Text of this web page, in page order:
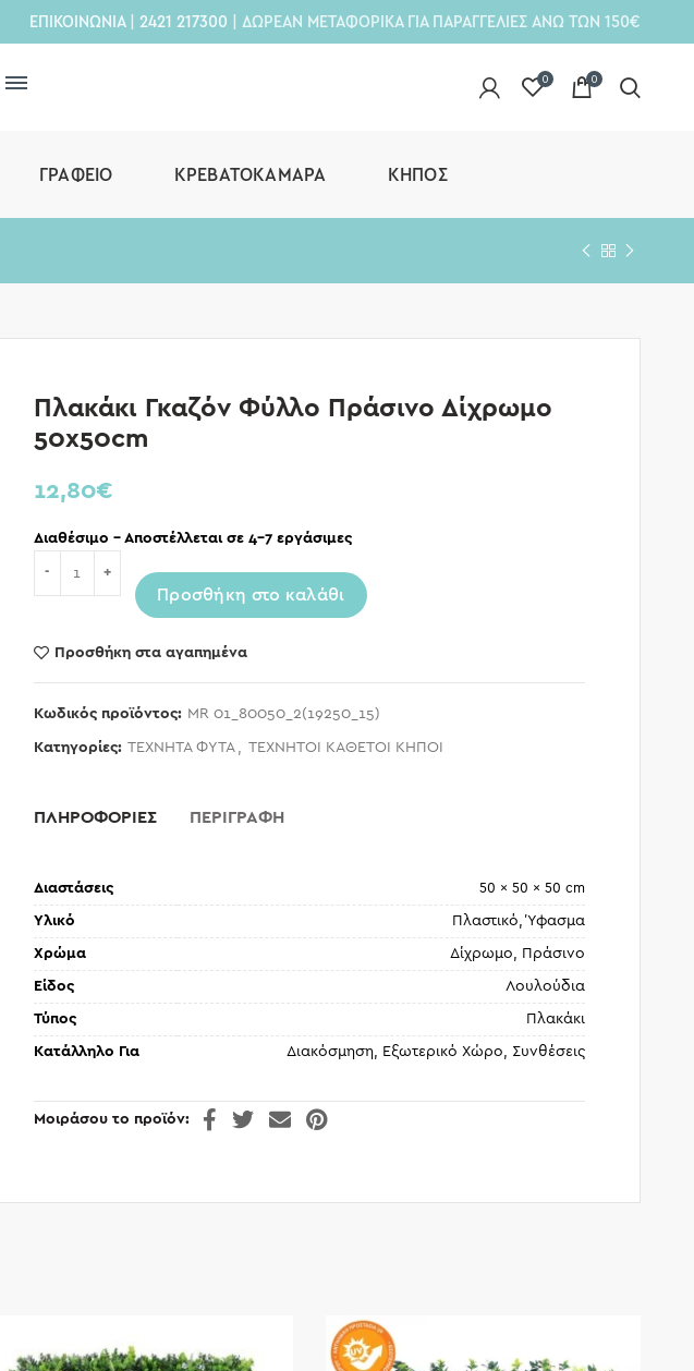
ΕΠΙΚΟΙΝΩΝΙΑ| 2421 217300 | ΔΩΡΕΑΝ ΜΕΤΑΦΟΡΙΚΑ ΓΙΑ ΠΑΡΑΓΓΕΛΙΕΣ ΑΝΩ ΤΩΝ 150€
0 0
ΓΡΑΦΕΊΟ ΚΡΕΒΑΤΟΚΆΜΑΡΑ ΚΉΠΟΣ
Πλακάκι Γκαζόν Φύλλο Πράσινο Δίχρωμο
50x50cm
12,80€
Διαθέσιμο – Αποστέλλεται σε 4-7 εργάσιμες
Προσθήκη στο καλάθι
Προσθήκη στα αγαπημένα
Κωδικός προϊόντος: MR 01_80050_2(19250_15)
Κατηγορίες: ΤΕΧΝΗΤΑ ΦΥΤΑ , ΤΕΧΝΗΤΟΙ ΚΑΘΕΤΟΙ ΚΗΠΟΙ
ΠΛΗΡΟΦΟΡΙΕΣ ΠΕΡΙΓΡΑΦΉ
Διαστάσεις 50 × 50 × 50 cm
Υλικό Πλαστικό, Ύφασμα
Χρώμα Δίχρωμο, Πράσινο
Είδος Λουλούδια
Τύπος Πλακάκι
Κατάλληλο Για Διακόσμηση, Εξωτερικό Χώρο, Συνθέσεις
Μοιράσου το προϊόν